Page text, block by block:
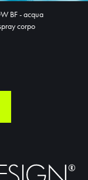
BF - acqua
corpo